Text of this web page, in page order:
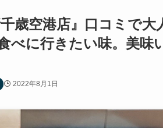
歳空港店』口コミで
べに行きたい味。美味
2022年8月1日